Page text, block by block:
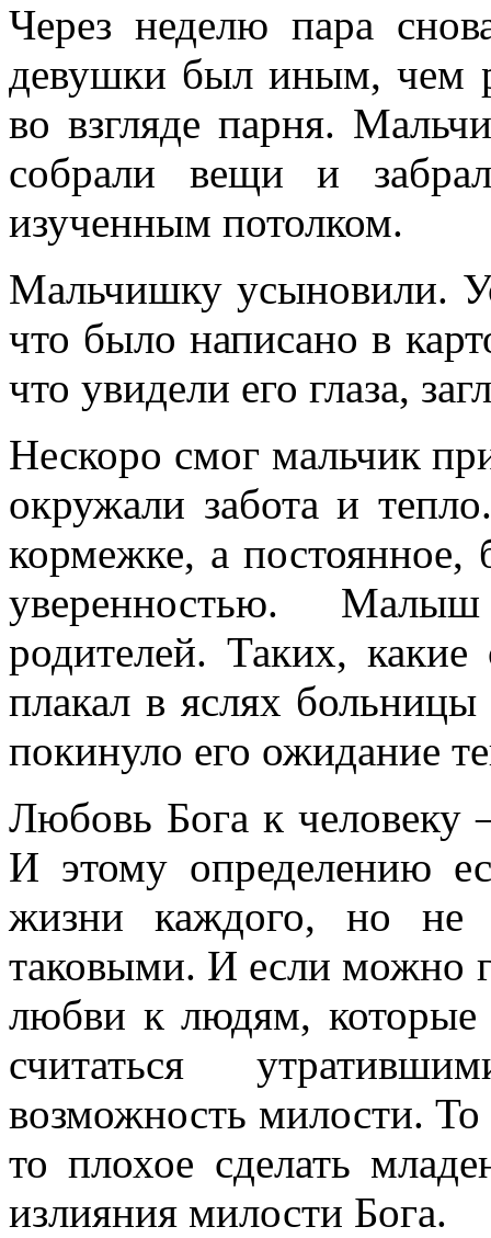
Через неделю пара
девушки был иным, чем
во взгляде парня.
собрали вещи и
изученным потолком.
Мальчишку усыновили.
что было написано в
что увидели его глаза,
Нескоро смог мальчик
окружали забота и
кормежке, а постоянное,
уверенностью.
родителей. Таких,
плакал в яслях
покинуло его ожидание
Любовь Бога к человеку
И этому определению
жизни каждого, но не
таковыми. И если можно
любви к людям, которые
считаться
возможность милости.
то плохое сделать
излияния милости Бога.